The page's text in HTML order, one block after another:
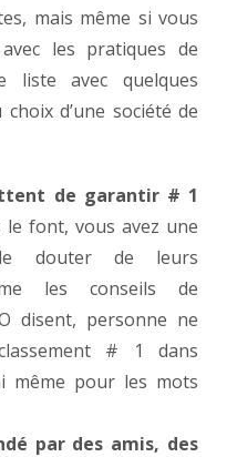
mais même si vous
les pratiques de
liste avec quelques
d’une société de
de garantir # 1
le font, vous avez une
douter de leurs
les conseils de
disent, personne ne
# 1 dans
même pour les mots
par des amis, des